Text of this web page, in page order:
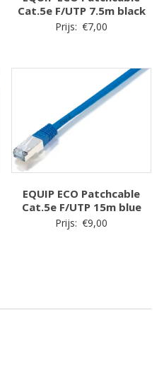
Cat.5e F/UTP 7.5m black
Prijs: €7,00
EQUIP ECO Patchcable
Cat.5e F/UTP 15m blue
Prijs: €9,00